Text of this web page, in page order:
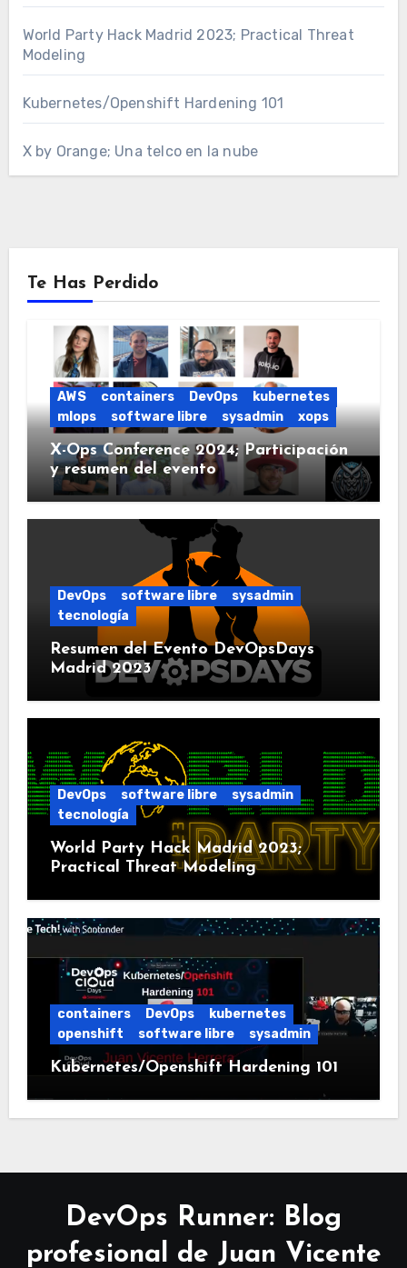
World Party Hack Madrid 2023; Practical Threat
Modeling
Kubernetes/Openshift Hardening 101
X by Orange; Una telco en la nube
Te Has Perdido
AWS containers DevOps
kubernetes
mlops
software libre sysadmin xops
X-Ops Conference 2024; Participación
y resumen del evento
DevOps software libre
sysadmin
tecnología
Resumen del Evento DevOpsDays
Madrid 2023
DevOps software libre
sysadmin
tecnología
World Party Hack Madrid 2023;
Practical Threat Modeling
containers DevOps
kubernetes
openshift
software libre sysadmin
Kubernetes/Openshift Hardening 101
DevOps Runner: Blog
profesional de Juan Vicente